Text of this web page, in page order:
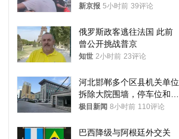
儿子先后被打捞上岸
新京报 5小时前 39评论
俄罗斯政客逃往法国 此前
曾公开挑战普京
知世 2小时前 23评论
河北邯郸多个区县机关单位
拆除大院围墙，停车位和厕
所免费开放，当地多部门回
极目新闻 8小时前 110评论
巴西降级与阿根廷外交关